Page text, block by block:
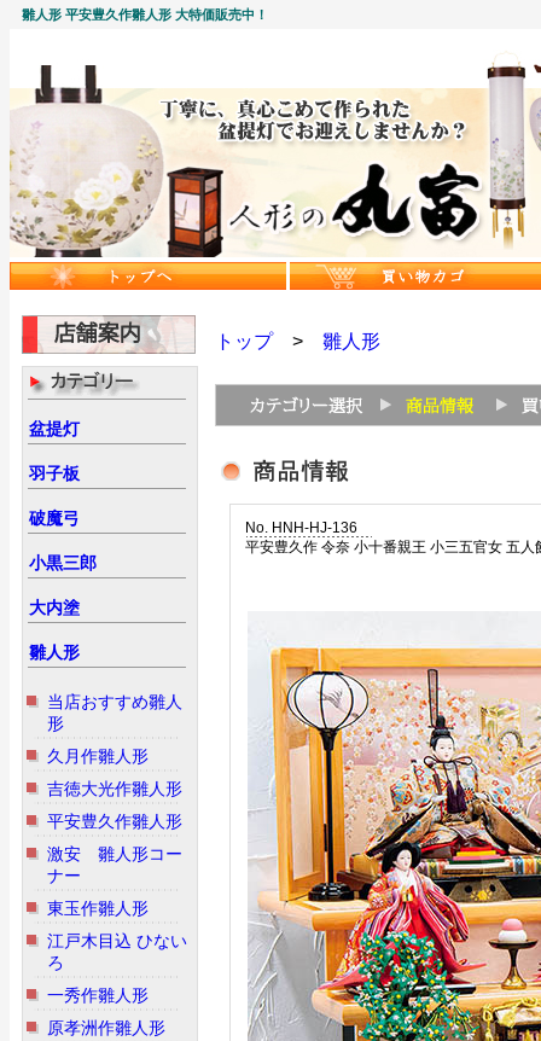
雛人形 平安豊久作雛人形 大特価販売中！
盆提灯
羽子板
破魔弓
小黒三郎
大内塗
雛人形
当店おすすめ雛人
形
久月作雛人形
吉徳大光作雛人形
平安豊久作雛人形
激安 雛人形コー
ナー
東玉作雛人形
江戸木目込 ひない
ろ
一秀作雛人形
原孝洲作雛人形
トップ> 雛人形
No. HNH-HJ-136
平安豊久作 令奈 小十番親王 小三五官女 五